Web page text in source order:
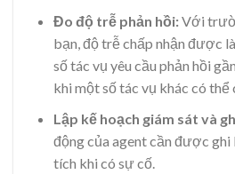
Đo độ trễ phản hồi:Với
bạn, độ trễ chấp nhận được
số tác vụ yêu cầu phản hồi
khi một số tác vụ khác có thể
Lập kế hoạch giám sát và
động của agent cần được ghi
tích khi có sự cố.